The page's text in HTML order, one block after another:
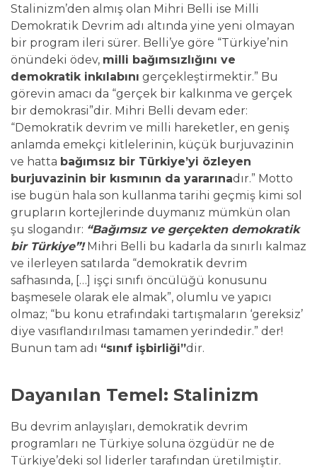
Stalinizm’den almış olan Mihri Belli ise Milli
Demokratik Devrim adı altında yine yeni olmayan
bir program ileri sürer. Belli’ye göre “Türkiye’nin
önündeki ödev, milli bağımsızlığını ve
demokratik inkılabını gerçekleştirmektir.” Bu
görevin amacı da “gerçek bir kalkınma ve gerçek
bir demokrasi”dir. Mihri Belli devam eder:
“Demokratik devrim ve milli hareketler, en geniş
anlamda emekçi kitlelerinin, küçük burjuvazinin
ve hatta bağımsız bir Türkiye’yi özleyen
burjuvazinin bir kısmının da yararınadır.” Motto
ise bugün hala son kullanma tarihi geçmiş kimi sol
grupların kortejlerinde duymanız mümkün olan
şu slogandır: “Bağımsız ve gerçekten demokratik
bir Türkiye”!Mihri Belli bu kadarla da sınırlı kalmaz
ve ilerleyen satılarda “demokratik devrim
safhasında, […] işçi sınıfı öncülüğü konusunu
başmesele olarak ele almak”, olumlu ve yapıcı
olmaz; “bu konu etrafındaki tartışmaların ‘gereksiz’
diye vasıflandırılması tamamen yerindedir.” der!
Bunun tam adı “sınıf işbirliği”dir.
Dayanılan Temel: Stalinizm
Bu devrim anlayışları, demokratik devrim
programları ne Türkiye soluna özgüdür ne de
Türkiye’deki sol liderler tarafından üretilmiştir.